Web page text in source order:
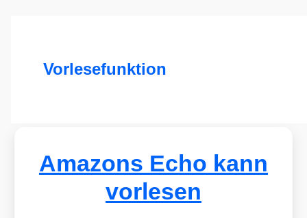
Vorlesefunktion
Amazons Echo kann
vorlesen